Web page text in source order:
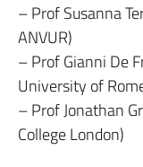
– Prof Susanna
ANVUR)
– Prof Gianni De
University of
– Prof Jonathan
College London)